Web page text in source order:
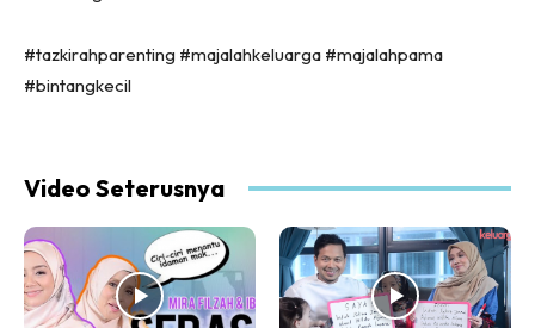
#tazkirahparenting #majalahkeluarga #majalahpama
#bintangkecil
Video Seterusnya